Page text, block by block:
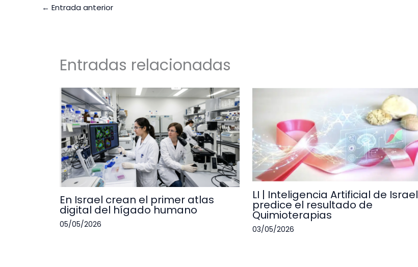
← Entrada anterior
Entradas relacionadas
En Israel crean el primer atlas
digital del hígado humano
05/05/2026
LI | Inteligencia Artificial de Israel
predice el resultado de
Quimioterapias
03/05/2026